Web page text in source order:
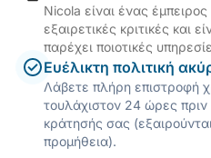
Nicola είναι ένας
εξαιρετικές κριτικές και
παρέχει ποιοτικές
Ευέλικτη πολιτική
Λάβετε πλήρη επιστροφή
τουλάχιστον 24 ώρες
κράτησής σας
προμήθεια).